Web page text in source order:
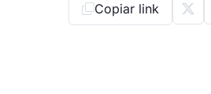
Copiar link